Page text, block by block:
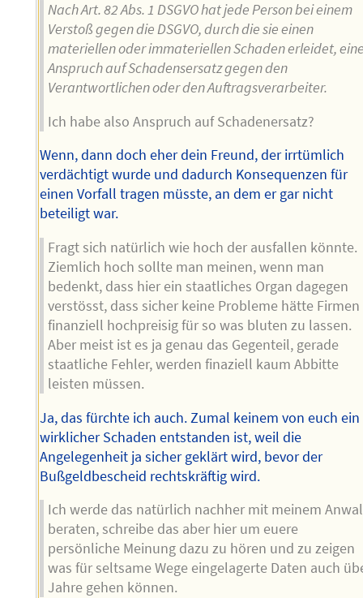
Nach Art. 82 Abs. 1 DSGVO hat jede Person bei einem
Verstoß gegen die DSGVO, durch die sie einen
materiellen oder immateriellen Schaden erleidet,
Anspruch auf Schadensersatz gegen den
Verantwortlichen oder den Auftragsverarbeiter.
Ich habe also Anspruch auf Schadenersatz?
Wenn, dann doch eher dein Freund, der irrtümlich
verdächtigt wurde und dadurch Konsequenzen für
einen Vorfall tragen müsste, an dem er gar nicht
beteiligt war.
Fragt sich natürlich wie hoch der ausfallen könnte.
Ziemlich hoch sollte man meinen, wenn man
bedenkt, dass hier ein staatliches Organ dagegen
verstösst, dass sicher keine Probleme hätte Firmen
finanziell hochpreisig für so was bluten zu lassen.
Aber meist ist es ja genau das Gegenteil, gerade
staatliche Fehler, werden finaziell kaum Abbitte
leisten müssen.
Ja, das fürchte ich auch. Zumal keinem von euch ein
wirklicher Schaden entstanden ist, weil die
Angelegenheit ja sicher geklärt wird, bevor der
Bußgeldbescheid rechtskräftig wird.
Ich werde das natürlich nachher mit meinem
beraten, schreibe das aber hier um euere
persönliche Meinung dazu zu hören und zu zeigen
was für seltsame Wege eingelagerte Daten auch
Jahre gehen können.